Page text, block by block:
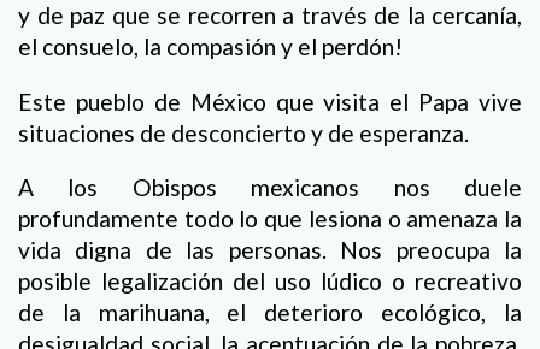
y de paz que se recorren a través de la cercanía,
el consuelo, la compasión y el perdón!
Este pueblo de México que visita el Papa vive
situaciones de desconcierto y de esperanza.
A los Obispos mexicanos nos duele
profundamente todo lo que lesiona o amenaza la
vida digna de las personas. Nos preocupa la
posible legalización del uso lúdico o recreativo
de la marihuana, el deterioro ecológico, la
desigualdad social, la acentuación de la pobreza,